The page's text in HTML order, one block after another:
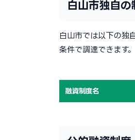
白山市独自の
白山市では以下の独
条件で調達できます。
融資制度名